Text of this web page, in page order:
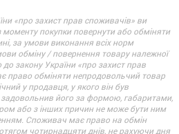
«про захист прав споживачів» ви
покупки повернути або обміняти
за умови виконання всіх норм
обміну / повернення товару належної
до закону України «про захист прав
право обміняти непродовольчий товар
у продавця, у якого він був
його за формою, габаритами,
або з інших причин не може бути ним
Споживач має право на обмін
чотирнадцяти днів, не рахуючи дня